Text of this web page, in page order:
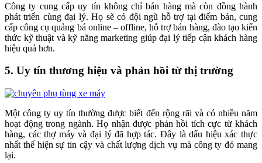
Công ty cung cấp uy tín không chỉ bán hàng mà còn đồng hành
phát triển cùng đại lý. Họ sẽ có đội ngũ hỗ trợ tại điểm bán, cung
cấp công cụ quảng bá online – offline, hỗ trợ bán hàng, đào tạo kiến
thức kỹ thuật và kỹ năng marketing giúp đại lý tiếp cận khách hàng
hiệu quả hơn.
5. Uy tín thương hiệu và phản hồi từ thị trường
Một công ty uy tín thường được biết đến rộng rãi và có nhiều năm
hoạt động trong ngành. Họ nhận được phản hồi tích cực từ khách
hàng, các thợ máy và đại lý đã hợp tác. Đây là dấu hiệu xác thực
nhất thể hiện sự tin cậy và chất lượng dịch vụ mà công ty đó mang
lại.